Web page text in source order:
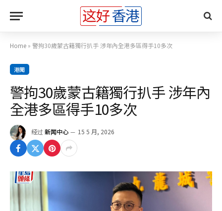
Home » 警拘30歲蒙古籍獨行扒手 涉年內全港多區得手10多次
港聞
警拘30歲蒙古籍獨行扒手 涉年內
全港多區得手10多次
经过 新闻中心 15 5 月, 2026